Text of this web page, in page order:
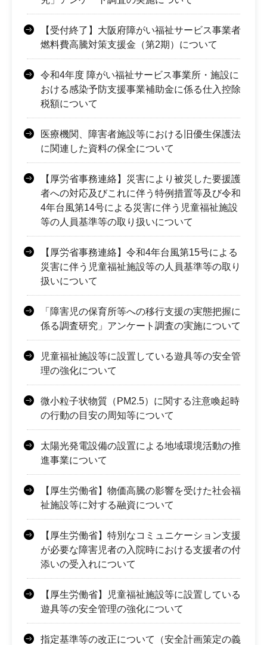
【受付終了】大阪府障がい福祉サービス事業者
燃料費高騰対策支援金（第2期）について
令和4年度 障がい福祉サービス事業所・施設に
おける感染予防支援事業補助金に係る仕入控除
税額について
医療機関、障害者施設等における旧優生保護法
に関連した資料の保全について
【厚労省事務連絡】災害により被災した要援護
者への対応及びこれに伴う特例措置等及び令和
4年台風第14号による災害に伴う児童福祉施設
等の人員基準等の取り扱いについて
【厚労省事務連絡】令和4年台風第15号による
災害に伴う児童福祉施設等の人員基準等の取り
扱いについて
「障害児の保育所等への移行支援の実態把握に
係る調査研究」アンケート調査の実施について
児童福祉施設等に設置している遊具等の安全管
理の強化について
微小粒子状物質（PM2.5）に関する注意喚起時
の行動の目安の周知等について
太陽光発電設備の設置による地域環境活動の推
進事業について
【厚生労働省】物価高騰の影響を受けた社会福
祉施設等に対する融資について
【厚生労働省】特別なコミュニケーション支援
が必要な障害児者の入院時における支援者の付
添いの受入れについて
【厚生労働省】児童福祉施設等に設置している
遊具等の安全管理の強化について
指定基準等の改正について（安全計画策定の義